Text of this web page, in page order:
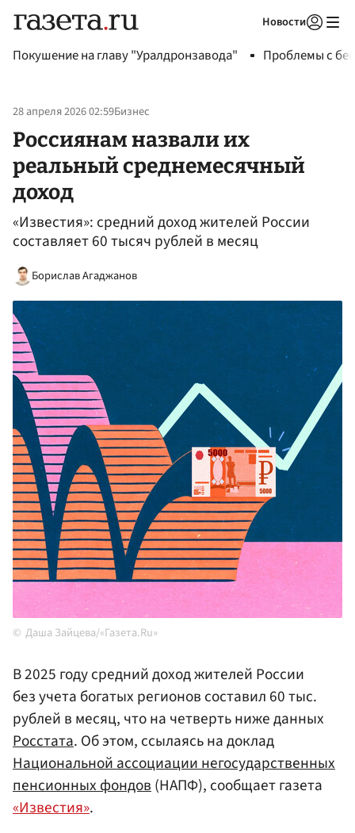
Новости
Покушение на главу "Уралдронзавода" Проблемы с
28 апреля 2026 02:59Бизнес
Россиянам назвали их
реальный среднемесячный
доход
«Известия»: средний доход жителей России
составляет 60 тысяч рублей в месяц
Борислав Агаджанов
Даша Зайцева/«Газета.Ru»
В 2025 году средний доход жителей России
без учета богатых регионов составил 60 тыс.
рублей в месяц, что на четверть ниже данных
Росстата. Об этом, ссылаясь на доклад
Национальной ассоциации негосударственных
пенсионных фондов(НАПФ), сообщает газета
«Известия».